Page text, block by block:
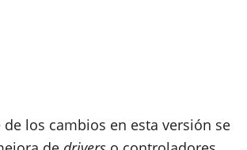
los cambios en esta versión se